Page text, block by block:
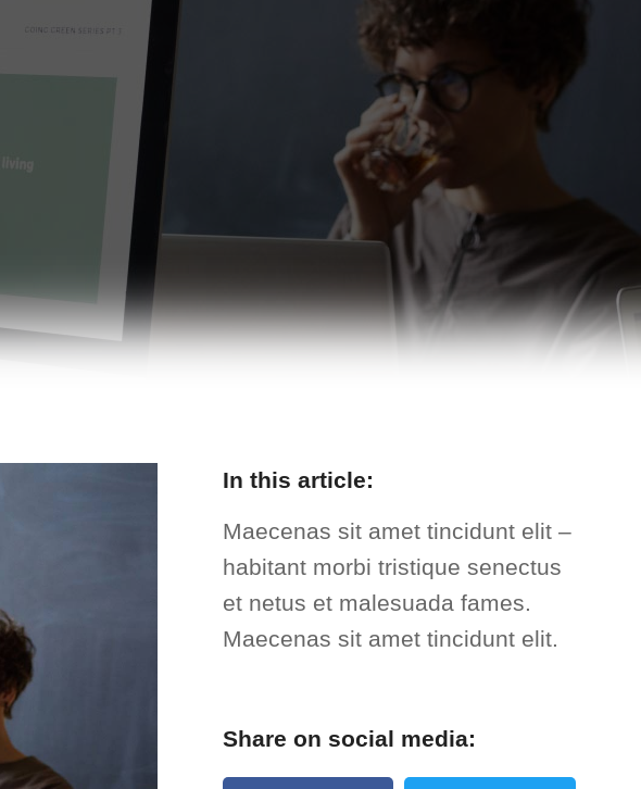
In this article:
Maecenas sit amet tincidunt elit –
habitant morbi tristique senectus
et netus et malesuada fames.
Maecenas sit amet tincidunt elit.
Share on social media: